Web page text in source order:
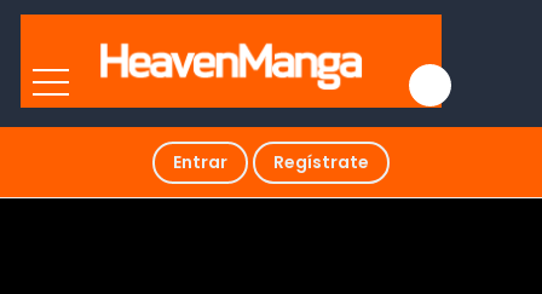
Entrar Regístrate